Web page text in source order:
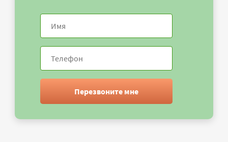
Перезвоните мне